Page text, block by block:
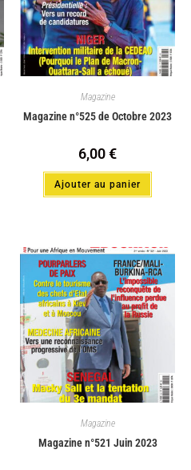
Magazine
Magazine n°525 de Octobre 2023
6,00€
Ajouter au panier
Magazine
Magazine n°521 Juin 2023